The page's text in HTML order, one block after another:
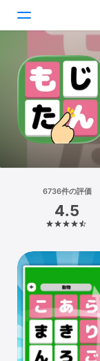
Today
ゲーム
アプリ
Arcade
検索
プラットフォーム
iPhone
iPad
Vision
Watch
TV
6736件の評価
4.5